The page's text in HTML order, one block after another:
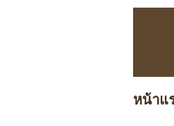
หน้าแ